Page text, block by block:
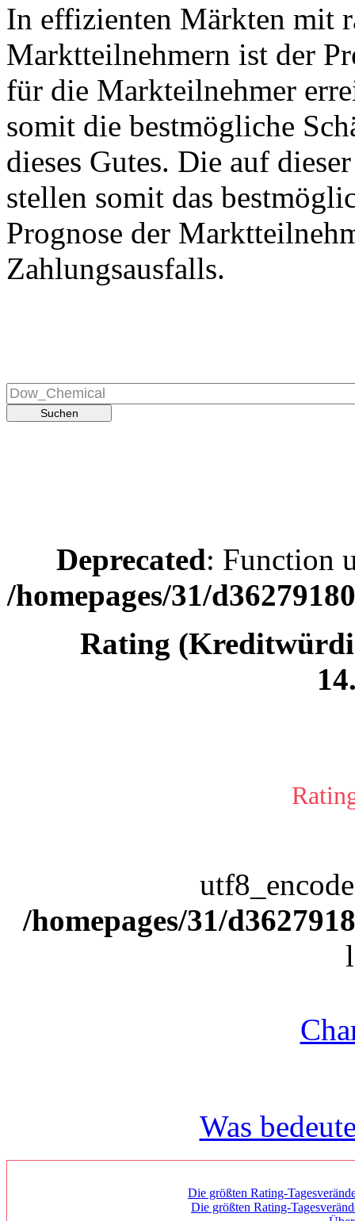
In effizienten Märkten mit
Marktteilnehmern ist der
für die Markteilnehmer
somit die bestmögliche
dieses Gutes. Die auf
stellen somit das
Prognose der
Zahlungsausfalls.
Deprecated: Function
/homepages/31/
Rating
/homepages/31/
Was
Die größten Rating-
Die größten Rating-